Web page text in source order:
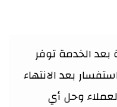
الخدمة توفر
بعد الانتهاء
وحل أي